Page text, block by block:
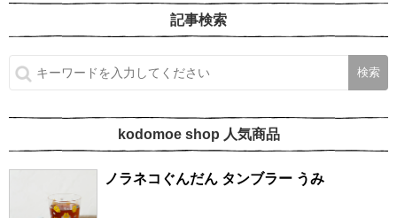
記事検索
kodomoe shop 人気商品
ノラネコぐんだん タンブラー うみ